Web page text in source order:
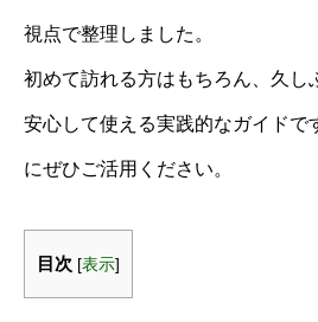
視点で整理しました。
初めて訪れる方はもちろん、久し
安心して使える実践的なガイドで
にぜひご活用ください。
目次 [表示]